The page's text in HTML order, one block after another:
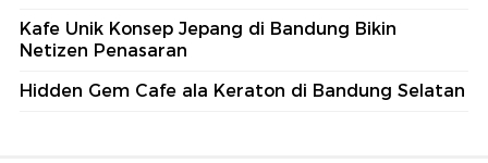
Kafe Unik Konsep Jepang di Bandung Bikin
Netizen Penasaran
Hidden Gem Cafe ala Keraton di Bandung Selatan